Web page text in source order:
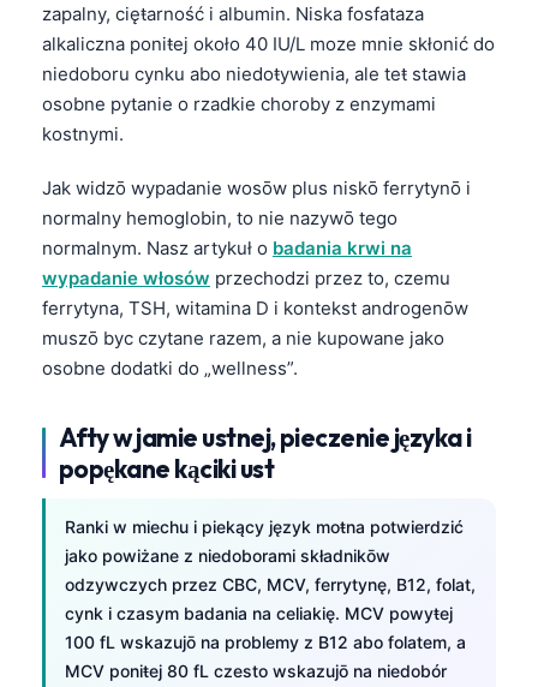
zapalny, cięŧarność i albumin. Niska fosfataza
alkaliczna poniŧej około 40 IU/L moze mnie skłonić do
niedoboru cynku abo niedoŧywienia, ale teŧ stawia
osobne pytanie o rzadkie choroby z enzymami
kostnymi.
Jak widzō wypadanie wosōw plus niskō ferrytynō i
normalny hemoglobin, to nie nazywō tego
normalnym. Nasz artykuł o badania krwi na
wypadanie włosów przechodzi przez to, czemu
ferrytyna, TSH, witamina D i kontekst androgenōw
muszō byc czytane razem, a nie kupowane jako
osobne dodatki do „wellness”.
Afty w jamie ustnej, pieczenie języka i
popękane kąciki ust
Ranki w miechu i piekący język moŧna potwierdzić
jako powiżane z niedoborami składnikōw
odzywczych przez CBC, MCV, ferrytynę, B12, folat,
cynk i czasym badania na celiakię. MCV powyŧej
100 fL wskazujō na problemy z B12 abo folatem, a
MCV poniŧej 80 fL czesto wskazujō na niedobór